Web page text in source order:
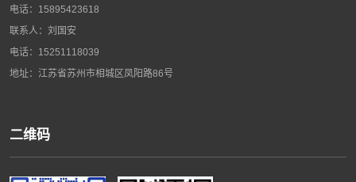
电话：15895423618
联系人：刘国安
电话：15251118039
地址：江苏省苏州市相城区凤阳路86号
二维码